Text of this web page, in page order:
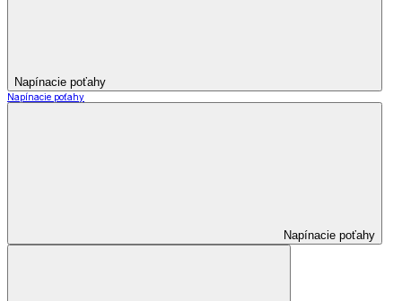
Napínacie poťahy
Napínacie poťahy
Napínacie poťahy